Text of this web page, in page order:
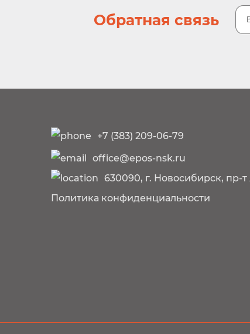
Обратная связь
+7 (383) 209-06-79
office@epos-nsk.ru
630090, г. Новосибирск, пр-
Политика конфиденциальности